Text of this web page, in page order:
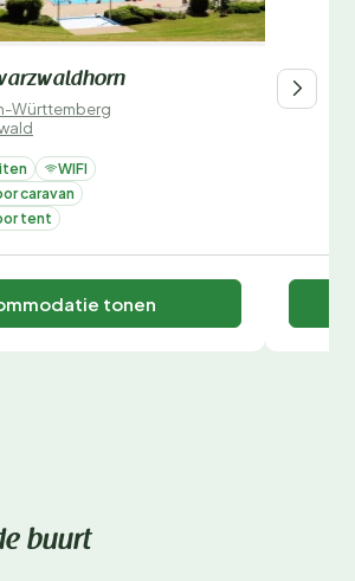
Württemberg
WIFI
caravan
tent
tonen
buurt